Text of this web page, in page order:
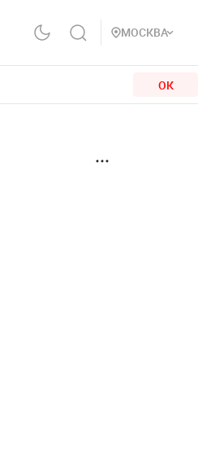
МОСКВА
ОК